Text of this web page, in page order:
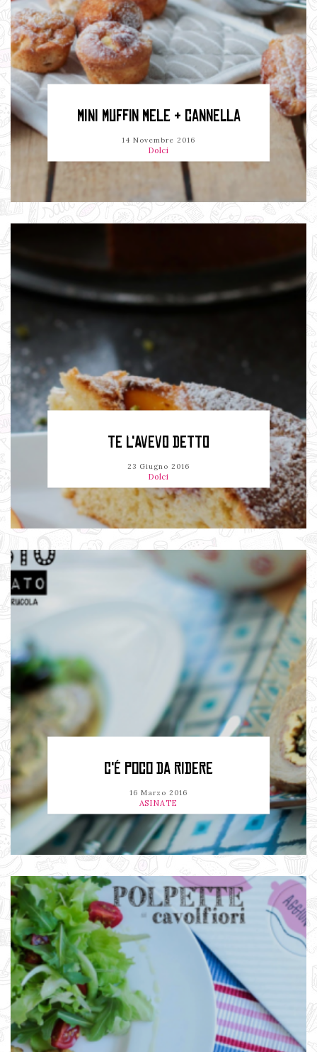
MINI MUFFIN MELE & CANNELLA
14 Novembre 2016
Dolci
TE L'AVEVO DETTO
23 Giugno 2016
Dolci
C'É POCO DA RIDERE
16 Marzo 2016
ASINATE